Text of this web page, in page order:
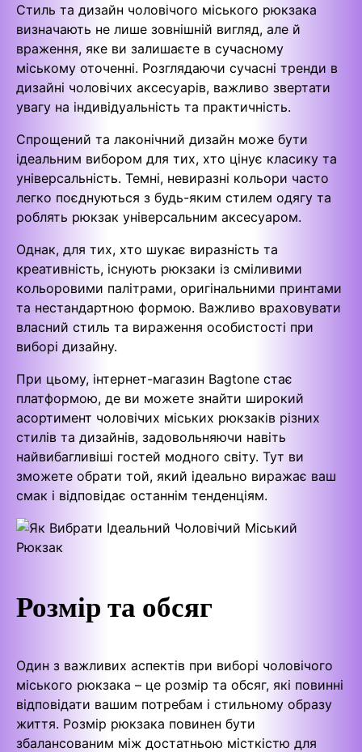
Стиль та дизайн чоловічого міського рюкзака
визначають не лише зовнішній вигляд, але й
враження, яке ви залишаєте в сучасному
міському оточенні. Розглядаючи сучасні тренди в
дизайні чоловічих аксесуарів, важливо звертати
увагу на індивідуальність та практичність.
Спрощений та лаконічний дизайн може бути
ідеальним вибором для тих, хто цінує класику та
універсальність. Темні, невиразні кольори часто
легко поєднуються з будь-яким стилем одягу та
роблять рюкзак універсальним аксесуаром.
Однак, для тих, хто шукає виразність та
креативність, існують рюкзаки із сміливими
кольоровими палітрами, оригінальними принтами
та нестандартною формою. Важливо враховувати
власний стиль та вираження особистості при
виборі дизайну.
При цьому, інтернет-магазин Bagtone стає
платформою, де ви можете знайти широкий
асортимент чоловічих міських рюкзаків різних
стилів та дизайнів, задовольняючи навіть
найвибагливіші гостей модного світу. Тут ви
зможете обрати той, який ідеально виражає ваш
смак і відповідає останнім тенденціям.
Розмір та обсяг
Один з важливих аспектів при виборі чоловічого
міського рюкзака – це розмір та обсяг, які повинні
відповідати вашим потребам і стильному образу
життя. Розмір рюкзака повинен бути
збалансованим між достатньою місткістю для